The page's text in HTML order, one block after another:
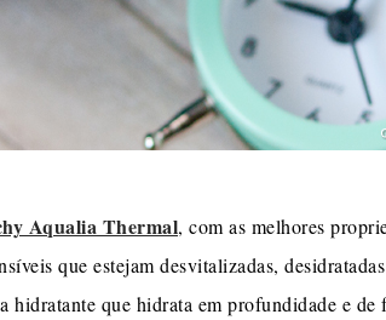
Aqualia Thermal, com as melhores
que estejam desvitalizadas,
hidratante que hidrata em profundidade e